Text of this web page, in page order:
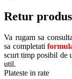
Retur
Va rugam sa
sa completati
scurt timp posibil de
util.
Plateste in rate